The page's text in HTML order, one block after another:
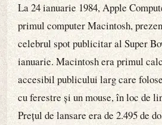
La 24 ianuarie 1984, Apple
primul computer Macintosh,
celebrul spot publicitar al Super
ianuarie. Macintosh era primul
accesibil publicului larg care
cu ferestre și un mouse, în loc de
Prețul de lansare era de 2.495 de